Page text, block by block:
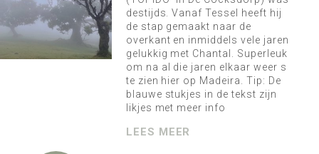
destijds. Vanaf Tessel heeft hij
de stap gemaakt naar de
overkant en inmiddels vele jaren
gelukkig met Chantal. Superleuk
om na al die jaren elkaar weer s
te zien hier op Madeira. Tip: De
blauwe stukjes in de tekst zijn
likjes met meer info
LEES MEER